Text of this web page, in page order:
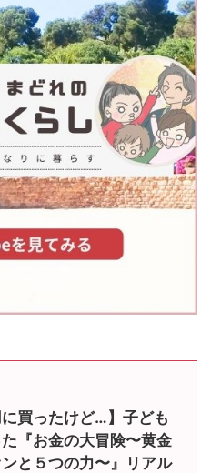
に買ったけど…】子ども
『お金の大冒険〜黄金
と５つの力〜』リアル